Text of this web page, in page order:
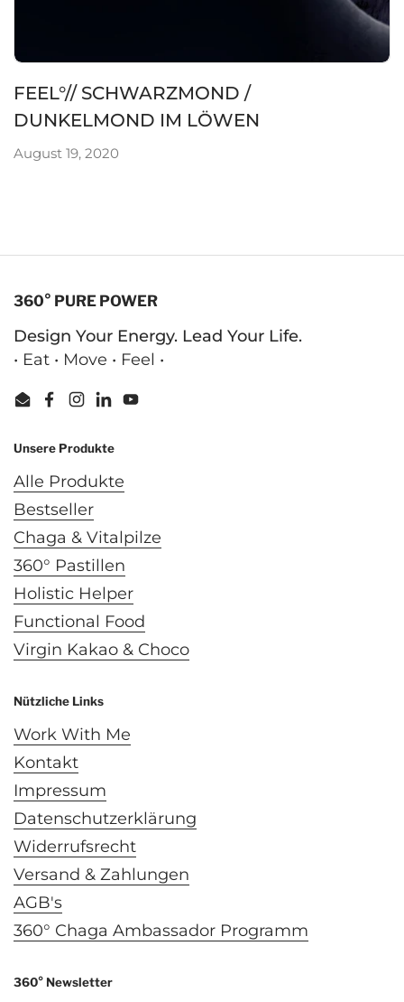
FEEL°// SCHWARZMOND /
DUNKELMOND IM LÖWEN
August 19, 2020
360° PURE POWER
Design Your Energy. Lead Your Life.
• Eat • Move • Feel •
EmailFacebook
Instagram
LinkedIn
YouTube
Unsere Produkte
Alle Produkte
Bestseller
Chaga & Vitalpilze
360° Pastillen
Holistic Helper
Functional Food
Virgin Kakao & Choco
Nützliche Links
Work With Me
Kontakt
Impressum
Datenschutzerklärung
Widerrufsrecht
Versand & Zahlungen
AGB's
360° Chaga Ambassador Programm
360° Newsletter